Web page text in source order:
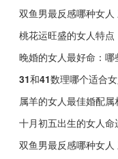
双鱼男最反感哪种女人
桃花运旺盛的女人特
晚婚的女人最好命：哪
31和41数理哪个适合
属羊的女人最佳婚配
十月初五出生的女人命
双鱼男最反感哪种女人